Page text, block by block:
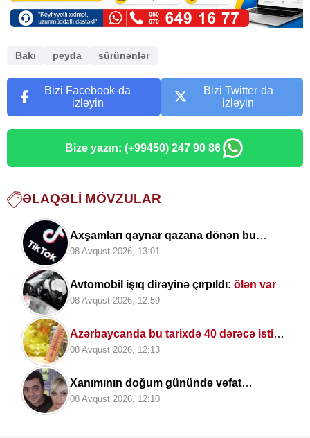
Bakı peyda sürünənlər
Bizi Facebook-da
izləyin
Bizi Twitter-da
izləyin
Bizə yazın: (+99450) 247 90 86
ƏLAQƏLI MÖVZULAR
Axşamları qaynar qazana dönən bu
platforma bir zümrə qadınlarla dolu olur...
08 Avqust 2026, 13:01
Avtomobil işıq dirəyinə çırpıldı: ölən var
08 Avqust 2026, 12:59
Azərbaycanda bu tarixdə 40 dərəcə isti
OLACAQ
08 Avqust 2026, 12:13
Xanımının doğum günündə vəfat
edibmiş...
08 Avqust 2026, 12:10